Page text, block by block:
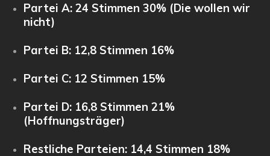
Partei A: 24 Stimmen 30% (Die wollen wir
nicht)
Partei B: 12,8 Stimmen 16%
Partei C: 12 Stimmen 15%
Partei D: 16,8 Stimmen 21%
(Hoffnungsträger)
Restliche Parteien: 14,4 Stimmen 18%